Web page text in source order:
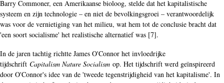
Barry Commoner, een Amerikaanse bioloog, stelde dat het kapitalistische
systeem en zijn technologie – en niet de bevolkingsgroei – verantwoordelijk
was voor de vernietiging van het milieu, wat hem tot de conclusie bracht dat
'een soort socialisme' het realistische alternatief was [7].
In de jaren tachtig richtte James O'Connor het invloedrijke
tijdschrift Capitalism Nature Socialism op. Het tijdschrift werd geïnspireerd
door O'Connor's idee van de 'tweede tegenstrijdigheid van het kapitalisme'. In